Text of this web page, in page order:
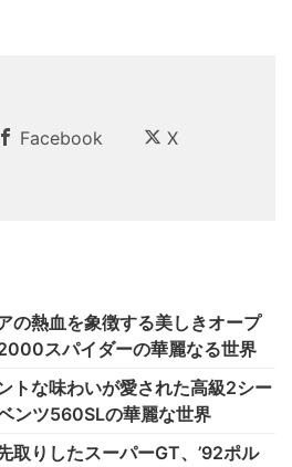
Facebook X
の熱血を象徴する美しきオープ
スパイダーの華麗なる世界
トな味わいが愛された高級2シー
ンツ560SLの華麗な世界
取りしたスーパーGT、’92ポル